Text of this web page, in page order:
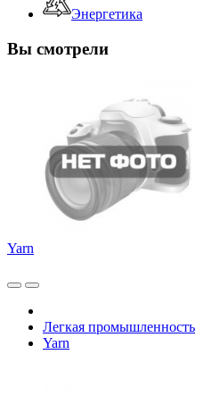
Энергетика
Вы смотрели
Yarn
Легкая промышленность
Yarn